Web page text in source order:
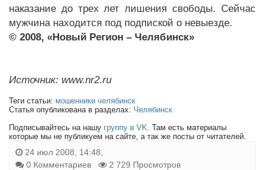
наказание до трех лет лишения свободы. Сейчас
мужчина находится под подпиской о невыезде.
© 2008, «Новый Регион – Челябинск»
Источник: www.nr2.ru
Теги статьи: мошенники челябинск
Статья опубликована в разделах: Челябинск
Подписывайтесь на нашу группу в VK. Там есть материалы
которые мы не публикуем на сайте, а так же посты от читателей.
24 июл 2008, 14:48,
0 Комментариев
2 729 Просмотров